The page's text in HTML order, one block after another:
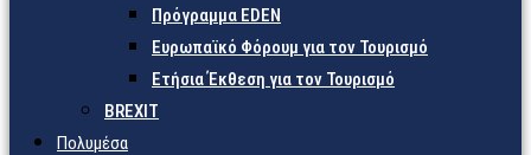
Πρόγραμμα EDEN
Ευρωπαϊκό Φόρουμ για τον Τουρισμό
Ετήσια Έκθεση για τον Τουρισμό
BREXIT
Πολυμέσα